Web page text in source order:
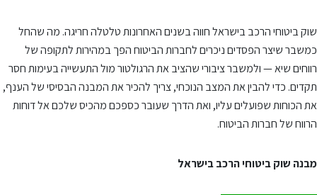
שוק ביטוחי הרכב בישראל חווה בשנים האחרונות טלטלה חריגה. מה שהחל
כמשבר שיצר הפסדים ניכרים לחברות הביטוח הפך במהירות לתקופה של
רווחים שיא — ולמשבר ציבורי שהציב את הרגולטור מול התעשייה בעימות חסר
תקדים. כדי להבין את המצב הנוכחי, צריך להכיר את המבנה הבסיסי של הענף,
את הכוחות שפועלים עליו, ואת הדרך שעובר כספכם מהכיס שלכם אל דוחות
הרווח של חברות הביטוח.
מבנה שוק ביטוחי הרכב בישראל